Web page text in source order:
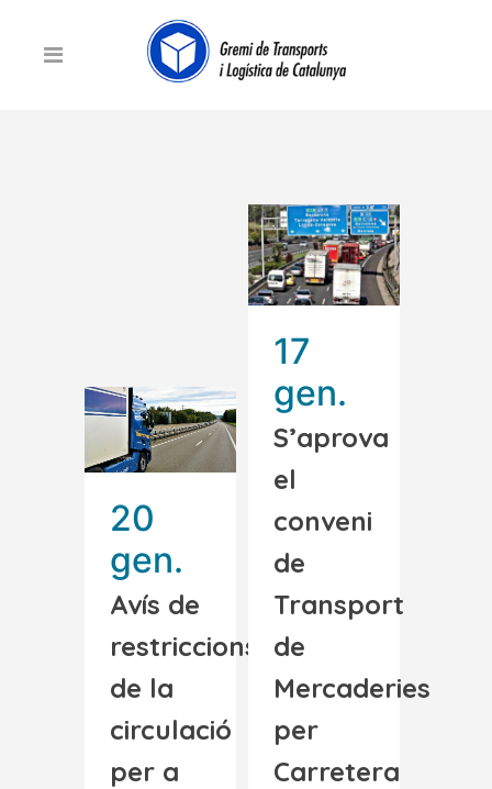
20
gen.
Avís de
restriccions
de la
circulació
per a
17
gen.
S’aprova
el
conveni
de
Transport
de
Mercaderies
per
Carretera